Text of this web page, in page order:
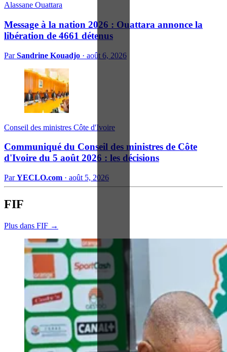
Alassane Ouattara
Message à la nation 2026 : Ouattara annonce la
libération de 4661 détenus
ParSandrine Kouadjo · août 6, 2026
Conseil des ministres Côte d'Ivoire
Communiqué du Conseil des ministres de Côte
d'Ivoire du 5 août 2026 : les décisions
ParYECLO.com · août 5, 2026
FIF
Plus dans FIF →